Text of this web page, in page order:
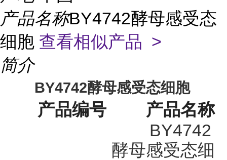
产品名称BY4742酵母感受态
细胞 查看相似产品 >
简介
BY4742酵母感受态细胞
产品编号 产品名称
BY4742
酵母感受态细